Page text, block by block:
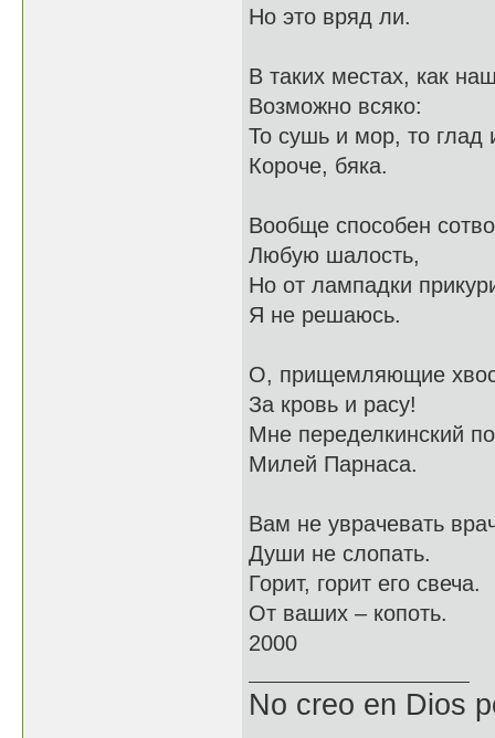
Но это вряд ли.
В таких местах, как
Возможно всяко:
То сушь и мор, то глад
Короче, бяка.
Вообще способен
Любую шалость,
Но от лампадки
Я не решаюсь.
О, прищемляющие
За кровь и расу!
Мне переделкинский
Милей Парнаса.
Вам не уврачевать
Души не слопать.
Горит, горит его свеча.
От ваших – копоть.
2000
No creo en Dios